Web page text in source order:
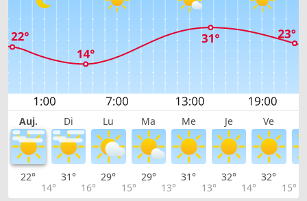
Auj. Di Lu Ma Me Je Ve
22°
14°
31°
16°
29°
15°
29°
13°
31°
13°
32°
14°
32°
15°